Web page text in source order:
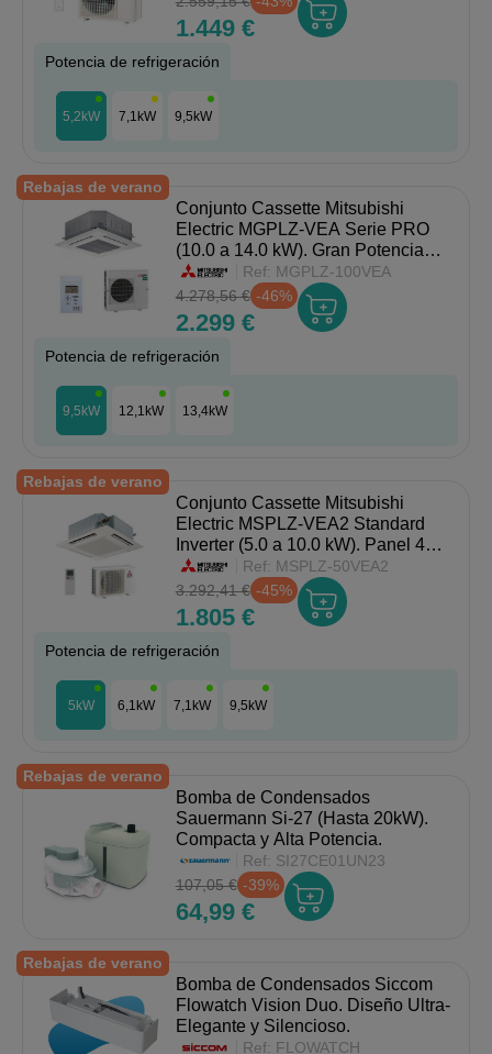
1.449 €
Potencia de refrigeración
5,2kW 7,1kW 9,5kW
Rebajas de verano
Conjunto Cassette Mitsubishi
Electric MGPLZ-VEA Serie PRO
(10.0 a 14.0 kW). Gran Potencia
para Uso Comercial.
Ref: MGPLZ-100VEA
4.278,56 € -46%
2.299 €
Potencia de refrigeración
9,5kW 12,1kW 13,4kW
Rebajas de verano
Conjunto Cassette Mitsubishi
Electric MSPLZ-VEA2 Standard
Inverter (5.0 a 10.0 kW). Panel 4
Vías.
Ref: MSPLZ-50VEA2
3.292,41 € -45%
1.805 €
Potencia de refrigeración
5kW 6,1kW 7,1kW 9,5kW
Rebajas de verano
Bomba de Condensados
Sauermann Si-27 (Hasta 20kW).
Compacta y Alta Potencia.
Ref: SI27CE01UN23
107,05 € -39%
64,99 €
Rebajas de verano
Bomba de Condensados Siccom
Flowatch Vision Duo. Diseño Ultra-
Elegante y Silencioso.
Ref: FLOWATCH